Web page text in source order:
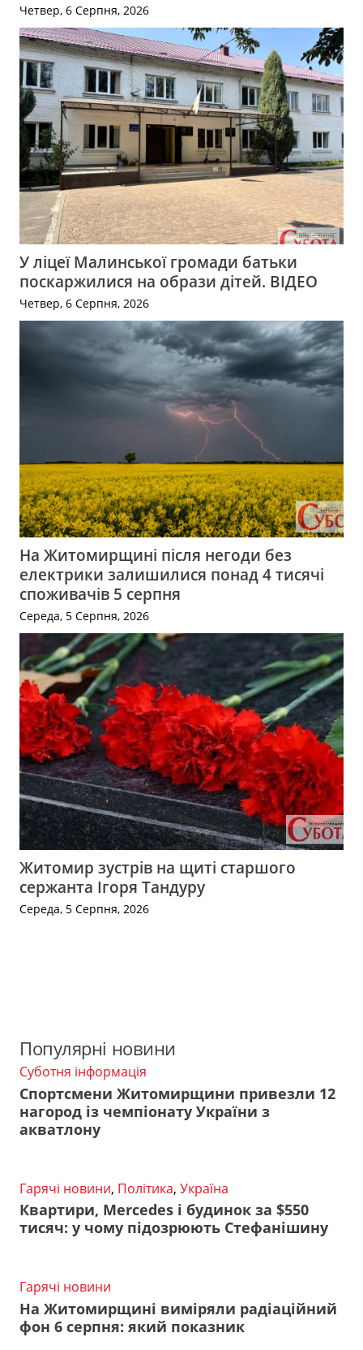
Четвер, 6 Серпня, 2026
У ліцеї Малинської громади батьки
поскаржилися на образи дітей. ВІДЕО
Четвер, 6 Серпня, 2026
На Житомирщині після негоди без
електрики залишилися понад 4 тисячі
споживачів 5 серпня
Середа, 5 Серпня, 2026
Житомир зустрів на щиті старшого
сержанта Ігоря Тандуру
Середа, 5 Серпня, 2026
Популярні новини
Суботня інформація
Спортсмени Житомирщини привезли 12
нагород із чемпіонату України з
акватлону
Гарячі новини, Політика, Україна
Квартири, Mercedes і будинок за $550
тисяч: у чому підозрюють Стефанішину
Гарячі новини
На Житомирщині виміряли радіаційний
фон 6 серпня: який показник